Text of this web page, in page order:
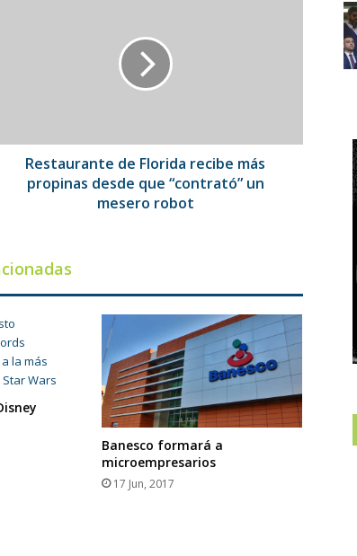
Restaurante de Florida recibe más
propinas desde que “contrató” un
mesero robot
Banesco formará a
microempresarios
17 Jun, 2017